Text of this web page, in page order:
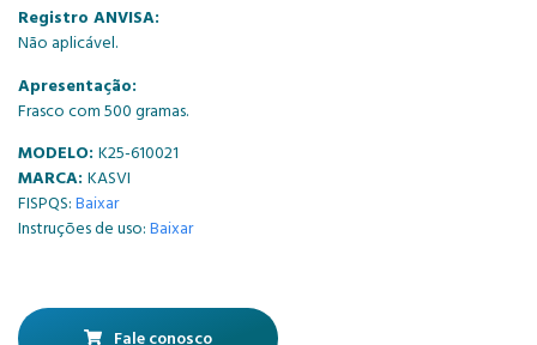
Registro ANVISA:
Não aplicável.
Apresentação:
Frasco com 500 gramas.
MODELO: K25-610021
MARCA: KASVI
FISPQS:Baixar
Instruções de uso:Baixar
Fale conosco